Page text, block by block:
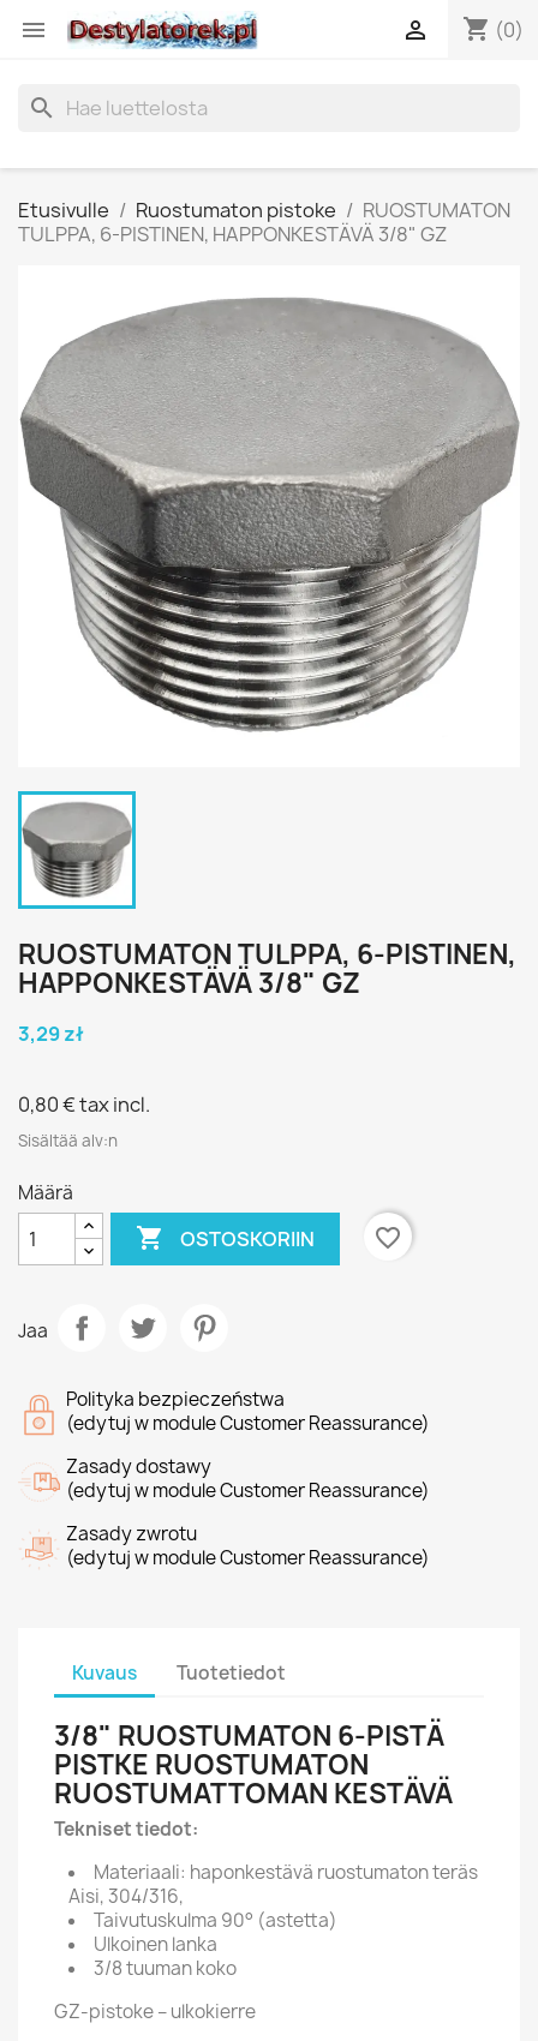
 shopping_cart (0)

search
Etusivulle Ruostumaton pistoke
RUOSTUMATON
TULPPA, 6-PISTINEN, HAPPONKESTÄVÄ 3/8" GZ
RUOSTUMATON TULPPA, 6-PISTINEN,
HAPPONKESTÄVÄ 3/8" GZ
3,29 zł
0,80 €tax incl.
Sisältää alv:n
Määrä
 OSTOSKORIIN favorite_border
Jaa
Polityka bezpieczeństwa
(edytuj w module Customer Reassurance)
Zasady dostawy
(edytuj w module Customer Reassurance)
Zasady zwrotu
(edytuj w module Customer Reassurance)
Kuvaus Tuotetiedot
3/8" RUOSTUMATON 6-PISTÄ
PISTKE RUOSTUMATON
RUOSTUMATTOMAN KESTÄVÄ
Tekniset tiedot:
Materiaali: haponkestävä ruostumaton teräs
Aisi, 304/316,
Taivutuskulma 90° (astetta)
Ulkoinen lanka
3/8 tuuman koko
GZ-pistoke – ulkokierre